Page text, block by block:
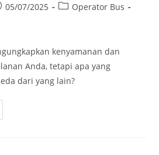
05/07/2025
PostOperator Bus
kenyamanan dan
Anda, tetapi apa yang
dari yang lain?